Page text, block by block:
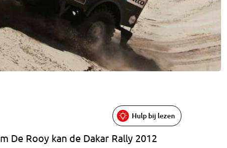
Hulp bij lezen
De Rooy kan de Dakar Rally 2012